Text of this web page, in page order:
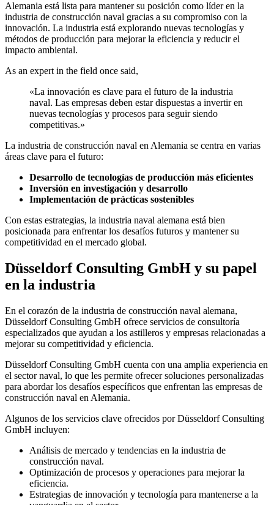
Alemania está lista para mantener su posición como líder en la
industria de construcción naval gracias a su compromiso con la
innovación. La industria está explorando nuevas tecnologías y
métodos de producción para mejorar la eficiencia y reducir el
impacto ambiental.
As an expert in the field once said,
«La innovación es clave para el futuro de la industria
naval. Las empresas deben estar dispuestas a invertir en
nuevas tecnologías y procesos para seguir siendo
competitivas.»
La industria de construcción naval en Alemania se centra en varias
áreas clave para el futuro:
Desarrollo de tecnologías de producción más eficientes
Inversión en investigación y desarrollo
Implementación de prácticas sostenibles
Con estas estrategias, la industria naval alemana está bien
posicionada para enfrentar los desafíos futuros y mantener su
competitividad en el mercado global.
Düsseldorf Consulting GmbH y su papel
en la industria
En el corazón de la industria de construcción naval alemana,
Düsseldorf Consulting GmbH ofrece servicios de consultoría
especializados que ayudan a los astilleros y empresas relacionadas a
mejorar su competitividad y eficiencia.
Düsseldorf Consulting GmbH cuenta con una amplia experiencia en
el sector naval, lo que les permite ofrecer soluciones personalizadas
para abordar los desafíos específicos que enfrentan las empresas de
construcción naval en Alemania.
Algunos de los servicios clave ofrecidos por Düsseldorf Consulting
GmbH incluyen:
Análisis de mercado y tendencias en la industria de
construcción naval.
Optimización de procesos y operaciones para mejorar la
eficiencia.
Estrategias de innovación y tecnología para mantenerse a la